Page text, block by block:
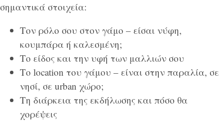
σημαντικά στοιχεία:
Τον ρόλο σου στον γάμο – είσαι νύφη,
κουμπάρα ή καλεσμένη;
Το είδος και την υφή των μαλλιών σου
Το location του γάμου – είναι στην παραλία, σε
νησί, σε urban χώρο;
Τη διάρκεια της εκδήλωσης και πόσο θα
χορέψεις